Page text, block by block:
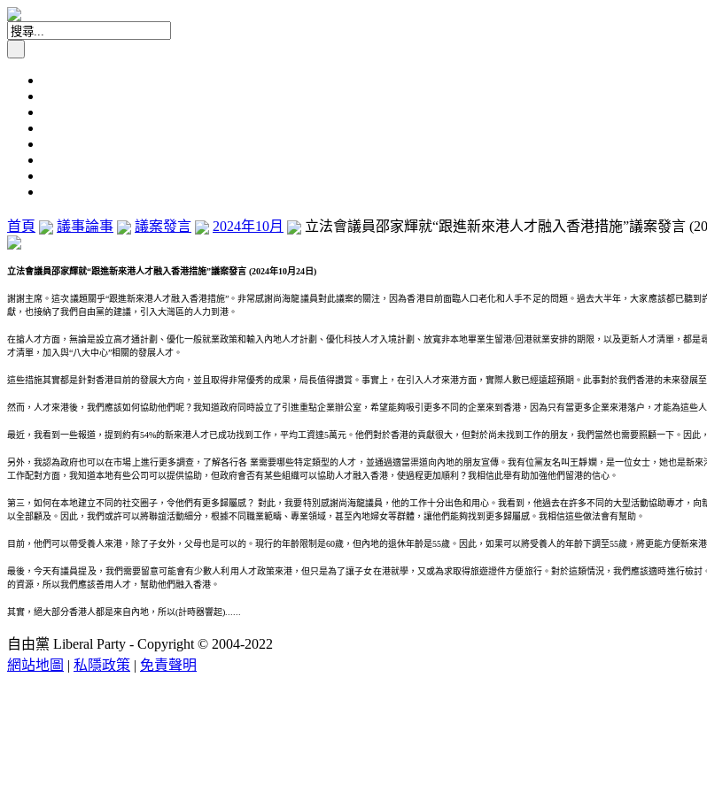
首頁 議事論事 議案發言 2024年10月 立法會議員邵家輝就“跟進新來港人才融入香港措施”議案發言
立法會議員邵家輝就“跟進新來港人才融入香港措施”議案發言 (2024年10月24日)
謝謝主席。這次議題關乎“跟進新來港人才融入香港措施”。非常感謝尚海龍議員對此議案的關注，因為香港目前面臨人口老化和人手不足的問題。過去大半年，大家應該都已
獻，也接納了我們自由黨的建議，引入大灣區的人力到港。
在搶人才方面，無論是設立高才通計劃、優化一般就業政策和輸入內地人才計劃、優化科技人才入境計劃、放寬非本地畢業生留港/回港就業安排的期限，以及更新人才清單，都
才清單，加入與“八大中心”相關的發展人才。
這些措施其實都是針對香港目前的發展大方向，並且取得非常優秀的成果，局長值得讚賞。事實上，在引入人才來港方面，實際人數已經遠超預期。此事對於我們香港的未來發
然而，人才來港後，我們應該如何協助他們呢？我知道政府同時設立了引進重點企業辦公室，希望能夠吸引更多不同的企業來到香港，因為只有當更多企業來港落户，才能為這些
最近，我看到一些報道，提到約有54%的新來港人才已成功找到工作，平均工資達5萬元。他們對於香港的貢獻很大，但對於尚未找到工作的朋友，我們當然也需要照顧一下。因此
另外，我認為政府也可以在市場上進行更多調查，了解各行各 業需要哪些特定類型的人才，並通過適當渠道向內地的朋友宣傳。我有位黨友名叫王靜嫻，是一位女士，她也是
工作配對方面，我知道本地有些公司可以提供協助，但政府會否有某些組織可以協助人才融入香港，使過程更加順利？我相信此舉有助加強他們留港的信心。
第三，如何在本地建立不同的社交圈子，令他們有更多歸屬感？ 對此，我要特別感謝尚海龍議員，他的工作十分出色和用心。我看到，他過去在許多不同的大型活動協助專才，
以全部顧及。因此，我們或許可以將聯誼活動細分，根據不同職業範疇、專業領域，甚至內地婦女等群體，讓他們能夠找到更多歸屬感。我相信這些做法會有幫助。
目前，他們可以帶受養人來港，除了子女外，父母也是可以的。現行的年齡限制是60歲，但內地的退休年齡是55歲。因此，如果可以將受養人的年齡下調至55歲，將更能方便新來
最後，今天有議員提及，我們需要留意可能會有少數人利用人才政策來港，但只是為了讓子女在港就學，又或為求取得旅遊證件方便旅行。對於這類情況，我們應該適時進行檢
的資源，所以我們應該善用人才，幫助他們融入香港。
其實，絕大部分香港人都是來自內地，所以(計時器響起)......
自由黨 Liberal Party - Copyright © 2004-2022
網站地圖 | 私隱政策 | 免責聲明